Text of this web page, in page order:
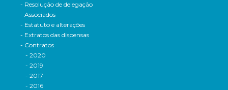
- Resolução de delegação
- Associados
- Estatuto e alterações
- Extratos das dispensas
- Contratos
- 2020
- 2019
- 2017
- 2016